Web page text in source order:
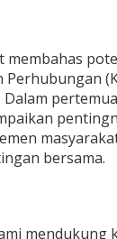
bersama.
mendukung